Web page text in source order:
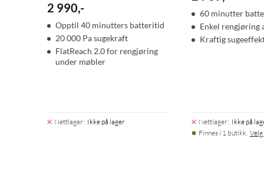
Smarthjem Philips Hue Zigbee
2 990,-
Opptil 40 minutters batteritid
20 000 Pa sugekraft
FlatReach 2.0 for rengjøring
under møbler
Nettlager: Ikke på lager
60 minutter
Enkel rengjøring
Kraftig
Nettlager: Ikke på
Finnes i 1 butikk.